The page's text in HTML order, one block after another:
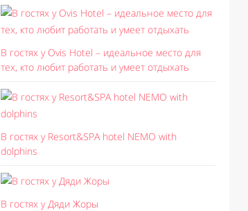
В гостях у Ovis Hotel – идеальное место для
тех, кто любит работать и умеет отдыхать
В гостях у Resort&SPA hotel NEMO with
dolphins
В гостях у Дяди Жоры